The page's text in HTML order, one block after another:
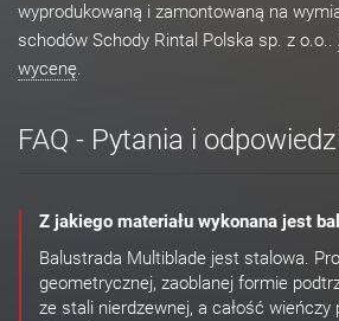
wyprodukowaną i zamontowaną na
schodów Schody Rintal Polska sp. z o.o..
wycenę.
FAQ - Pytania i
Z jakiego materiału wykonana jest
Balustrada Multiblade jest stalowa.
geometrycznej, zaoblanej formie
ze stali nierdzewnej, a całość